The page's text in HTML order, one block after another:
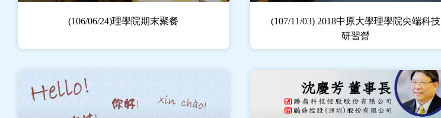
(106/06/24)理學院期末聚餐
(107/11/03) 2018中原大學理學院尖端科技
研習營